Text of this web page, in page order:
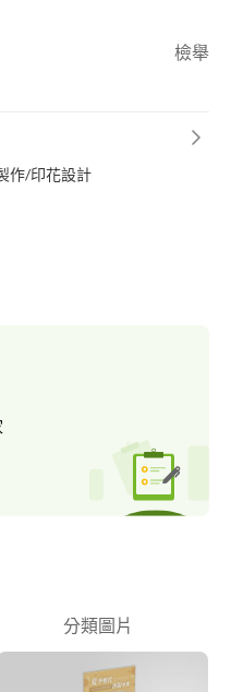
檢舉
作/印花設計
分類圖片